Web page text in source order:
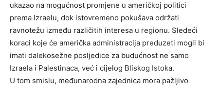
ukazao na mogućnost promjene u američkoj politici
prema Izraelu, dok istovremeno pokušava održati
ravnotežu između različitih interesa u regionu. Sledeći
koraci koje će američka administracija preduzeti mogli bi
imati dalekosežne posljedice za budućnost ne samo
Izraela i Palestinaca, već i cijelog Bliskog Istoka.
U tom smislu, međunarodna zajednica mora pažljivo